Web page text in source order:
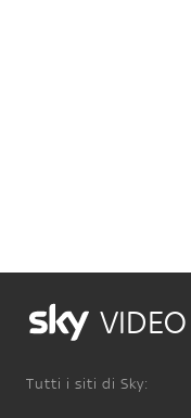
VIDEO
Tutti i siti di Sky: